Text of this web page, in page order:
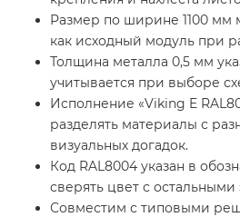
Размер по ширине 1100 мм
как исходный модуль при
Толщина металла 0,5 мм
учитывается при выборе
Исполнение «Viking E
разделять материалы с
визуальных догадок.
Код RAL8004 указан в
сверять цвет с
Совместим с типовыми